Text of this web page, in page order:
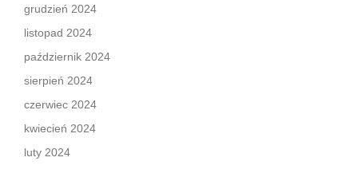
grudzień 2024
listopad 2024
październik 2024
sierpień 2024
czerwiec 2024
kwiecień 2024
luty 2024